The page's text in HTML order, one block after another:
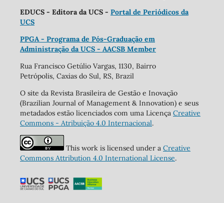
EDUCS - Editora da UCS - Portal de Periódicos da
UCS
PPGA - Programa de Pós-Graduação em
Administração da UCS - AACSB Member
Rua Francisco Getúlio Vargas, 1130, Bairro
Petrópolis, Caxias do Sul, RS, Brazil
O site da Revista Brasileira de Gestão e Inovação
(Brazilian Journal of Management & Innovation) e seus
metadados estão licenciados com uma Licença Creative
Commons - Atribuição 4.0 Internacional.
This work is licensed under a Creative
Commons Attribution 4.0 International License.